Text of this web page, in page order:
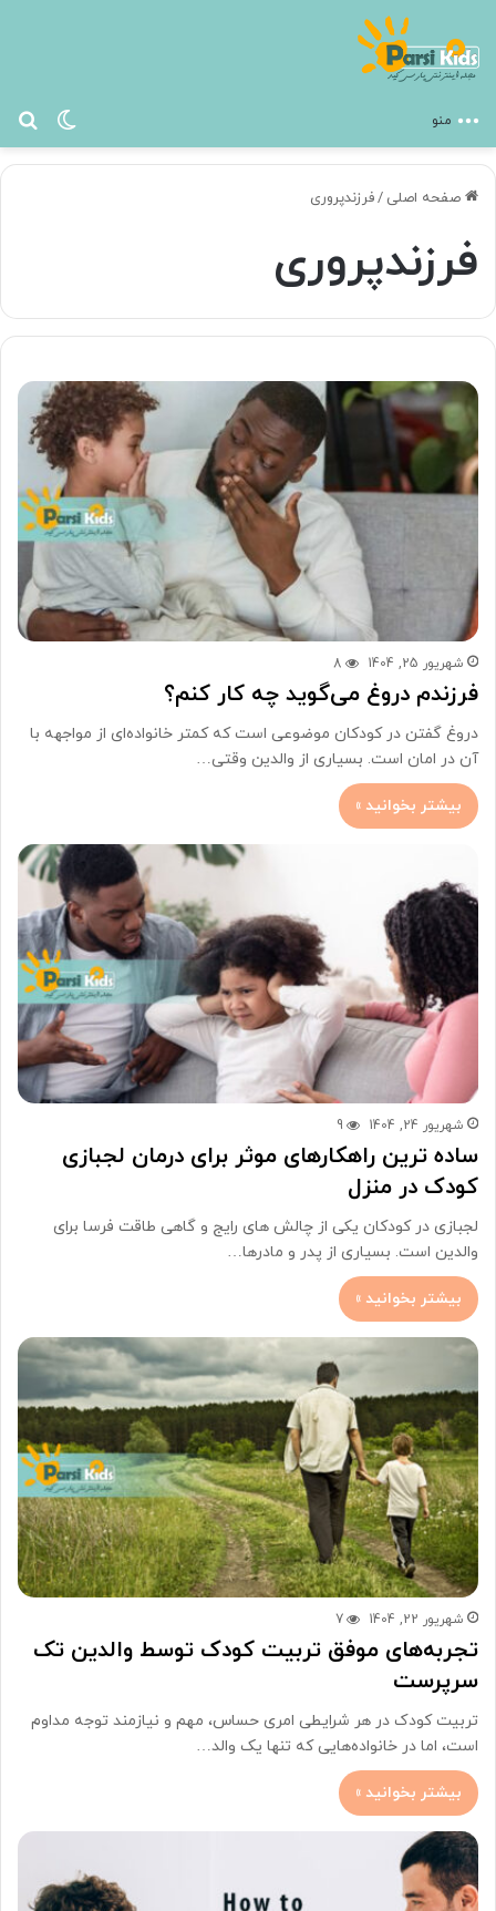
منو
صفحه اصلی /فرزندپروری
فرزندپروری
شهریور 25, 1404 8
فرزندم دروغ می‌گوید چه کار کنم؟
دروغ گفتن در کودکان موضوعی است که کمتر خانواده‌ای از مواجهه با
آن در امان است. بسیاری از والدین وقتی…
بیشتر بخوانید »
شهریور 24, 1404 9
ساده ترین راهکارهای موثر برای درمان لجبازی
کودک در منزل
لجبازی در کودکان یکی از چالش های رایج و گاهی طاقت فرسا برای
والدین است. بسیاری از پدر و مادرها…
بیشتر بخوانید »
شهریور 22, 1404 7
تجربه‌های موفق تربیت کودک توسط والدین تک
سرپرست
تربیت کودک در هر شرایطی امری حساس، مهم و نیازمند توجه مداوم
است، اما در خانواده‌هایی که تنها یک والد…
بیشتر بخوانید »